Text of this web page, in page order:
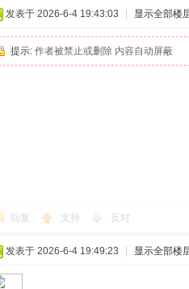
发表于 2026-6-4 19:43:03 显示全部楼
提示: 作者被禁止或删除 内容自动屏蔽
回复 支持 反对
发表于 2026-6-4 19:49:23 显示全部楼